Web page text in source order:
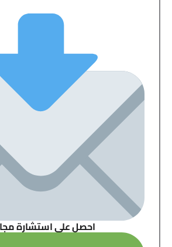
احصل على استشارة